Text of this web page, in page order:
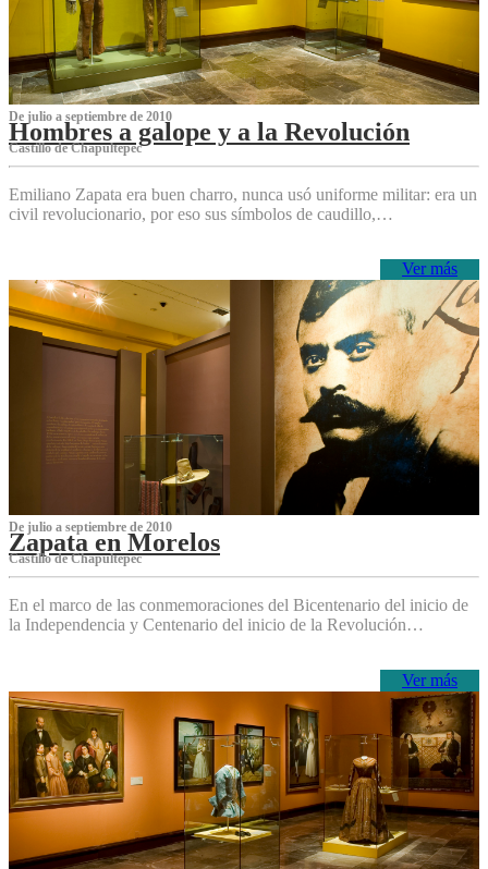
De julio a septiembre de 2010
Hombres a galope y a la Revolución
Castillo de Chapultepec
Emiliano Zapata era buen charro, nunca usó uniforme militar: era un
civil revolucionario, por eso sus símbolos de caudillo,…
Ver más
De julio a septiembre de 2010
Zapata en Morelos
Castillo de Chapultepec
En el marco de las conmemoraciones del Bicentenario del inicio de
la Independencia y Centenario del inicio de la Revolución…
Ver más